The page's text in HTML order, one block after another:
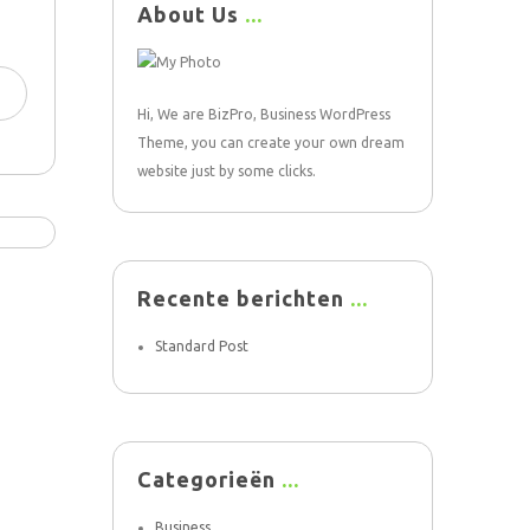
About Us
Hi, We are BizPro, Business WordPress
Theme, you can create your own dream
website just by some clicks.
Recente berichten
Standard Post
Categorieën